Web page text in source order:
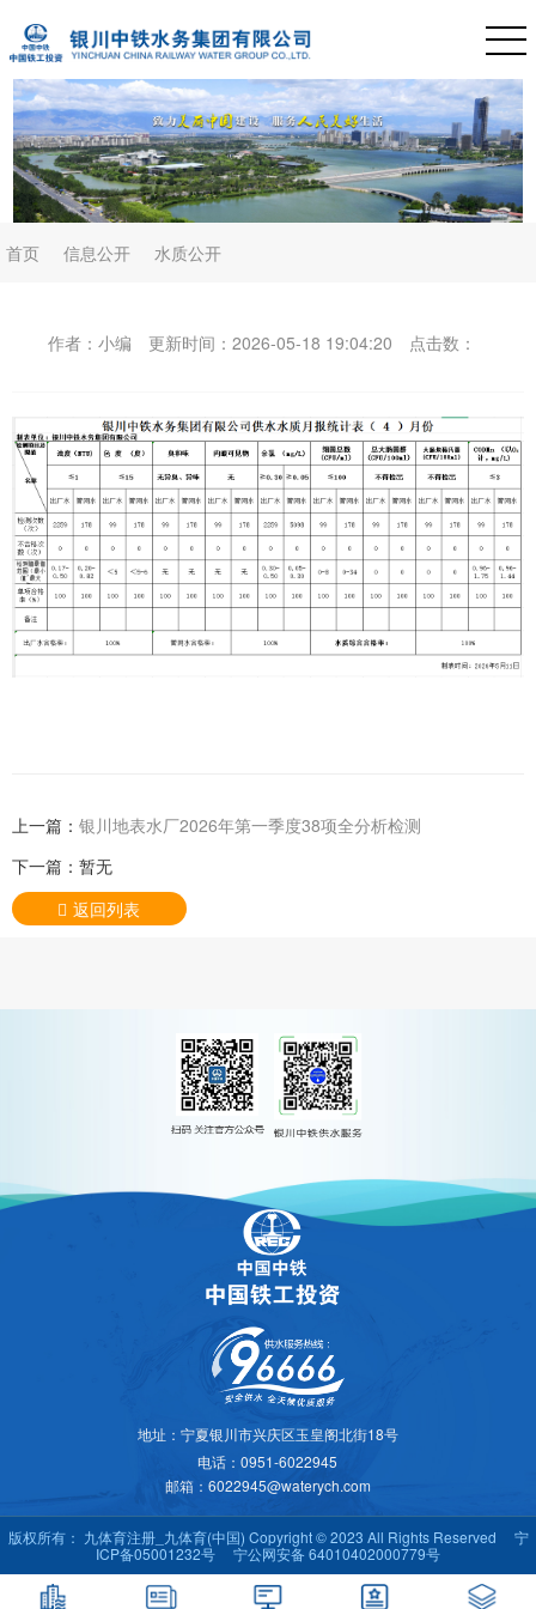
首页 信息公开 水质公开
作者：小编 更新时间：2026-05-18 19:04:20 点击数：
上一篇： 银川地表水厂2026年第一季度38项全分析检测
下一篇：暂无
返回列表
地址：宁夏银川市兴庆区玉皇阁北街18号
电话：0951-6022945
邮箱：6022945@waterych.com
版权所有： 九体育注册_九体育(中国) Copyright © 2023 All Rights Reserved 宁
ICP备05001232号
宁公网安备 64010402000779号